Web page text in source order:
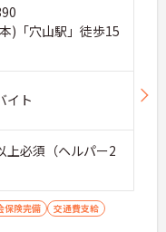
)「穴山駅」徒歩15
イト
必須（ヘルパー2
保険完備 交通費支給